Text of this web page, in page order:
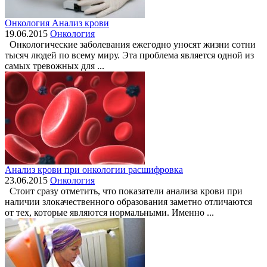
Онкология Анализ крови
19.06.2015 Онкология
Онкологические заболевания ежегодно уносят жизни сотни
тысяч людей по всему миру. Эта проблема является одной из
самых тревожных для ...
Анализ крови при онкологии расшифровка
23.06.2015 Онкология
Стоит сразу отметить, что показатели анализа крови при
наличии злокачественного образования заметно отличаются
от тех, которые являются нормальными. Именно ...